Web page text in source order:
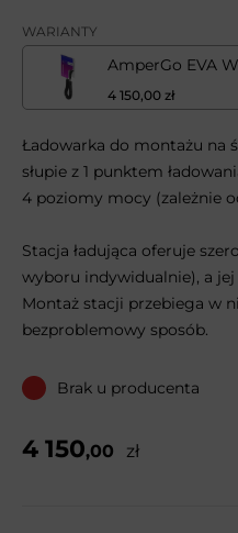
WARIANTY
4 150,00 zł
Ładowarka do montażu na
słupie z 1 punktem
4 poziomy mocy (zależnie
Stacja ładująca oferuje
wyboru indywidualnie), a
Montaż stacji przebiega w
bezproblemowy sposób.
Brak u producenta
4 150,00 zł